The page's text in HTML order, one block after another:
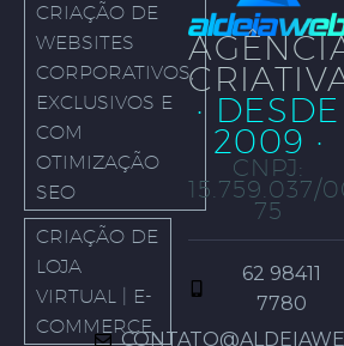
CRIAÇÃO DE
WEBSITES
CORPORATIVOS,
EXCLUSIVOS E
COM
OTIMIZAÇÃO
SEO
CRIAÇÃO DE
LOJA
VIRTUAL | E-
COMMERCE
· DESDE
2009 ·
CNPJ:
15.759.037/
75
62 98411
7780